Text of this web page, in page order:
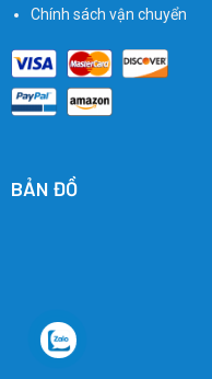
Chính sách vận chuyển
BẢN ĐỒ